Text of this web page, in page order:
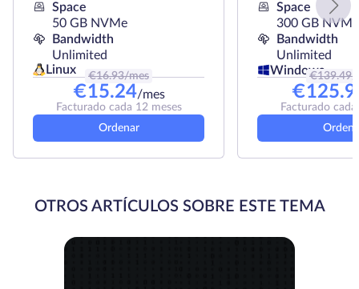
Space
50 GB NVMe
Bandwidth
Unlimited
Linux
€16.93/mes
€15.24/mes
Facturado cada 12 meses
Ordenar
Space
300 GB NVMe
Bandwidth
Unlimited
Windows
€139.49/
€
Facturado
OTROS ARTÍCULOS SOBRE ESTE TEMA